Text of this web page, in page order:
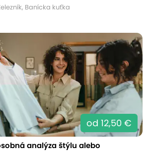
Banícka kuťka
od 12,50 €
analýza štýlu alebo